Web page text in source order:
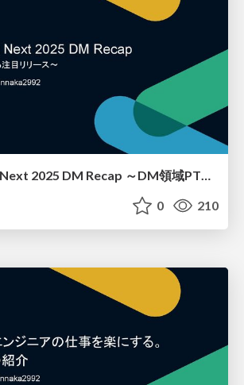
Google Cloud Next 2025 DM Recap ～DM領域PTEが贈る注目リリース～
0 210